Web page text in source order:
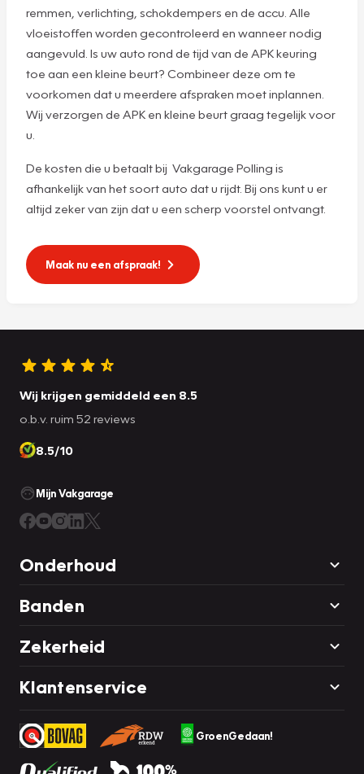
remmen, verlichting, schokdempers en de accu. Alle
vloeistoffen worden gecontroleerd en wanneer nodig
aangevuld. Is uw auto rond de tijd van de APK keuring
toe aan een kleine beurt? Combineer deze om te
voorkomen dat u meerdere afspraken moet inplannen.
Wij verzorgen de APK en kleine beurt graag tegelijk voor
u.
De kosten die u betaalt bij Vakgarage Polling is
afhankelijk van het soort auto dat u rijdt. Bij ons kunt u er
altijd zeker van zijn dat u een scherp voorstel ontvangt.
Maak nu een afspraak!
Wij krijgen gemiddeld een 8.5
o.b.v. ruim 52 reviews
8.5/10
Mijn Vakgarage
Onderhoud
Banden
Zekerheid
Klantenservice
GroenGedaan!